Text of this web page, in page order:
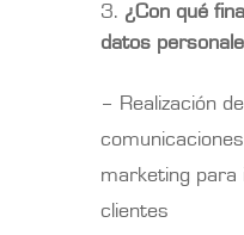
¿Con qué
datos
– Realización
marketing para
clientes